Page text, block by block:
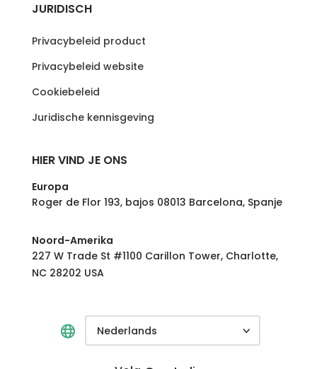
JURIDISCH
Privacybeleid product
Privacybeleid website
Cookiebeleid
Juridische kennisgeving
HIER VIND JE ONS
Europa
Roger de Flor 193, bajos 08013 Barcelona, Spanje
Noord-Amerika
227 W Trade St #1100 Carillon Tower, Charlotte,
NC 28202 USA
Nederlands